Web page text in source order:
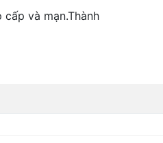
và mạn.Thành